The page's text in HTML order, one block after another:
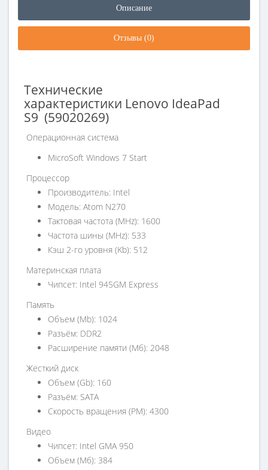
Описание
Отзывы (0)
Технические
характеристики Lenovo IdeaPad
S9 (59020269)
Операционная система
MicroSoft Windows 7 Start
Процессор
Производитель: Intel
Модель: Atom N270
Тактовая частота (MHz): 1600
Частота шины (MHz): 533
Кэш 2-го уровня (Kb): 512
Материнская плата
Чипсет: Intel 945GM Express
Память
Объем (Mb): 1024
Разъём: DDR2
Расширение памяти (Мб): 2048
Жесткий диск
Объем (Gb): 160
Разъём: SATA
Скорость вращения (PM): 4300
Видео
Чипсет: Intel GMA 950
Объем (Мб): 384